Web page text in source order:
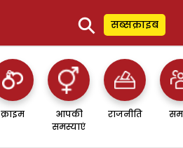
⚲ सब्सक्राइब
क्राइम
आपकी
समस्याएं
राजनीति